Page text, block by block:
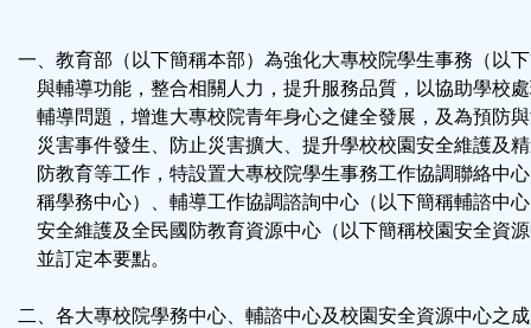
按
鈕
區
一、教育部（以下簡稱本部）為強化大專校院學生事務（以
與輔導功能，整合相關人力，提升服務品質，以協助學校
輔導問題，增進大專校院青年身心之健全發展，及為預防
災害事件發生、防止災害擴大、提升學校校園安全維護及
防教育等工作，特設置大專校院學生事務工作協調聯絡中
稱學務中心）、輔導工作協調諮詢中心（以下簡稱輔諮中
安全維護及全民國防教育資源中心（以下簡稱校園安全資
並訂定本要點。
二、各大專校院學務中心、輔諮中心及校園安全資源中心之